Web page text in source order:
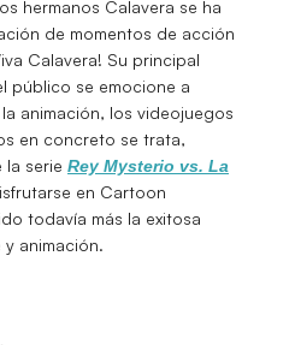
hermanos Calavera se ha
de momentos de acción
Calavera! Su principal
público se emocione a
animación, los videojuegos
en concreto se trata,
la serie Rey Mysterio vs. La
en Cartoon
todavía más la exitosa
animación.